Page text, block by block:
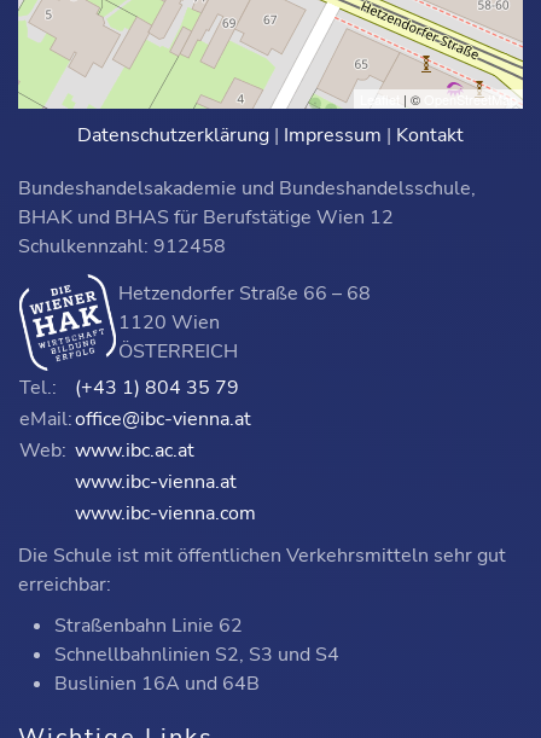
Leaflet | © OpenStreetMap
Datenschutzerklärung | Impressum | Kontakt
Bundeshandelsakademie und Bundeshandelsschule,
BHAK und BHAS für Berufstätige Wien 12
Schulkennzahl: 912458
Hetzendorfer Straße 66 – 68
1120 Wien
ÖSTERREICH
Tel.:
(+43 1) 804 35 79
eMail:office@ibc-vienna.at
Web: www.ibc.ac.at
www.ibc-vienna.at
www.ibc-vienna.com
Die Schule ist mit öffentlichen Verkehrsmitteln sehr gut
erreichbar:
Straßenbahn Linie 62
Schnellbahnlinien S2, S3 und S4
Buslinien 16A und 64B